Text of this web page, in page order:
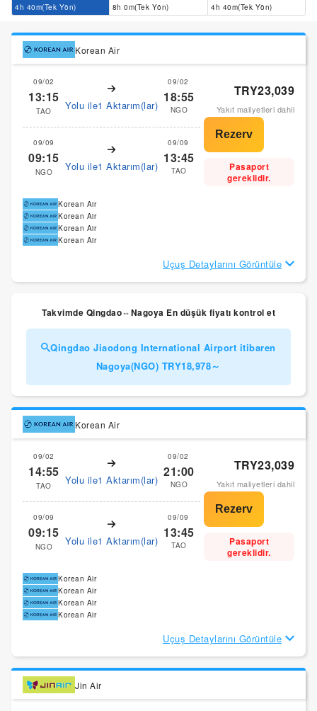
4h 40m(Tek Yön) 8h 0m(Tek Yön) 4h 40m(Tek Yön)
Korean Air
09/02
13:15
TAO Yolu ile1 Aktarım(lar)
09/02
18:55
NGO
09/09
09:15
NGO Yolu ile1 Aktarım(lar)
09/09
13:45
TAO
TRY23,039
Yakıt maliyetleri dahil
Pasaport
gereklidir.
Korean Air
Korean Air
Korean Air
Korean Air
Uçuş Detaylarını Görüntüle
Takvimde Qingdao⇔Nagoya En düşük fiyatı kontrol et
Qingdao Jiaodong International Airport itibaren
Nagoya(NGO) TRY18,978～
Korean Air
09/02
14:55
TAO Yolu ile1 Aktarım(lar)
09/02
21:00
NGO
09/09
09:15
NGO Yolu ile1 Aktarım(lar)
09/09
13:45
TAO
TRY23,039
Yakıt maliyetleri dahil
Pasaport
gereklidir.
Korean Air
Korean Air
Korean Air
Korean Air
Uçuş Detaylarını Görüntüle
Jin Air